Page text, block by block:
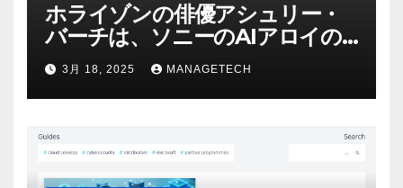
ホライゾンの俳優アシュリー・
バーチは、ソニーのAIアロイの
ビデオを見て「ゲームパフォー
マンスという芸術形式に不安を
感じた」と語る – IGN
3月 18, 2025 MANAGETECH